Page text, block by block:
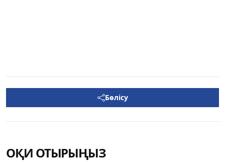
Бөлісу
ОҚИ ОТЫРЫҢЫЗ